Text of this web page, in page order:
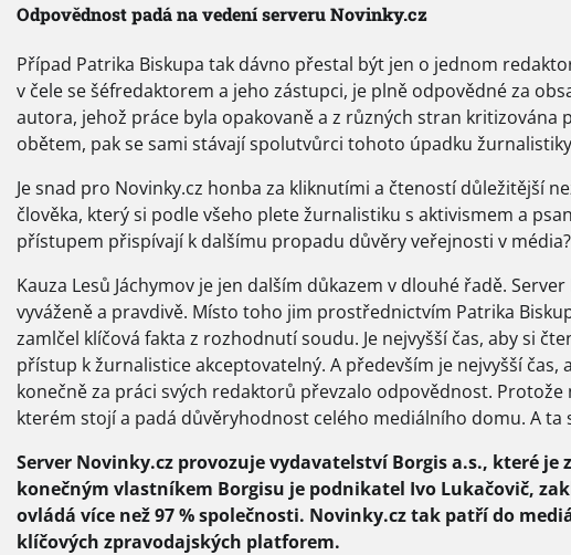
Odpovědnost padá na vedení serveru Novinky.cz
Případ Patrika Biskupa tak dávno přestal být jen o jednom
v čele se šéfredaktorem a jeho zástupci, je plně odpovědné za
autora, jehož práce byla opakovaně a z různých stran
obětem, pak se sami stávají spolutvůrci tohoto úpadku
Je snad pro Novinky.cz honba za kliknutími a čteností důležitější
člověka, který si podle všeho plete žurnalistiku s aktivismem a
přístupem přispívají k dalšímu propadu důvěry veřejnosti v média?
Kauza Lesů Jáchymov je jen dalším důkazem v dlouhé řadě.
vyváženě a pravdivě. Místo toho jim prostřednictvím Patrika
zamlčel klíčová fakta z rozhodnutí soudu. Je nejvyšší čas, aby si
přístup k žurnalistice akceptovatelný. A především je nejvyšší
konečně za práci svých redaktorů převzalo odpovědnost.
kterém stojí a padá důvěryhodnost celého mediálního domu. A ta
Server Novinky.cz provozuje vydavatelství Borgis a.s., které
konečným vlastníkem Borgisu je podnikatel Ivo Lukačovič,
ovládá více než 97 % společnosti. Novinky.cz tak patří do
klíčových zpravodajských platforem.